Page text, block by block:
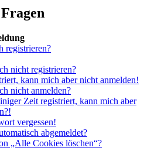
registrieren?
nicht registrieren?
kann mich aber nicht anmelden!
nicht anmelden?
Zeit registriert, kann mich aber
vergessen!
abgemeldet?
„Alle Cookies löschen“?